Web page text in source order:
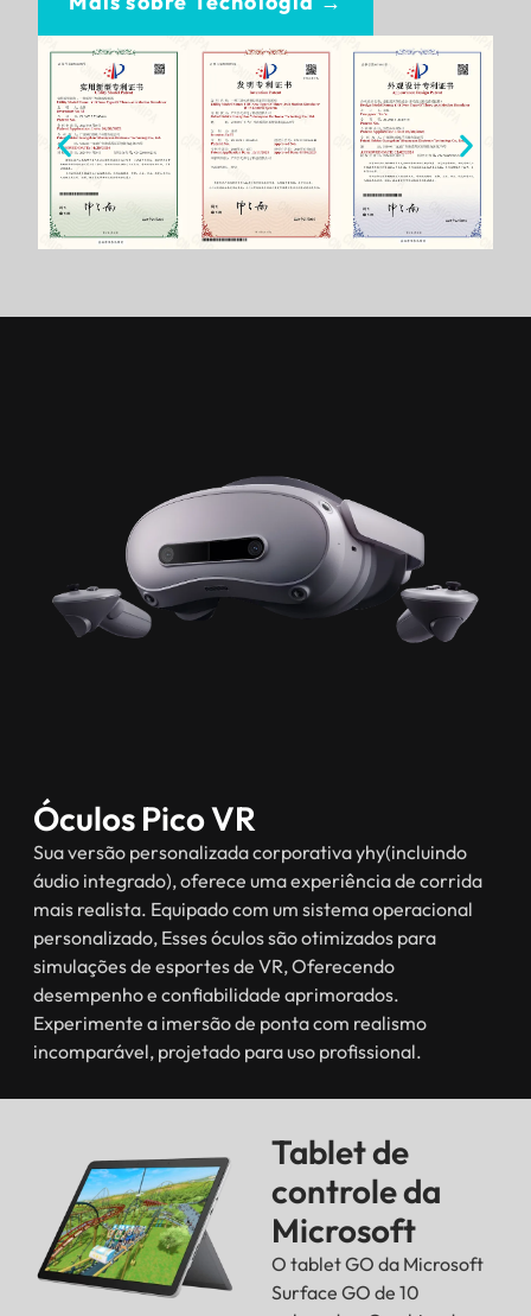
Óculos Pico VR
Sua versão personalizada corporativa yhy(incluindo
áudio integrado), oferece uma experiência de corrida
mais realista. Equipado com um sistema operacional
personalizado, Esses óculos são otimizados para
simulações de esportes de VR, Oferecendo
desempenho e confiabilidade aprimorados.
Experimente a imersão de ponta com realismo
incomparável, projetado para uso profissional.
Tablet de
controle da
Microsoft
O tablet GO da Microsoft
Surface GO de 10